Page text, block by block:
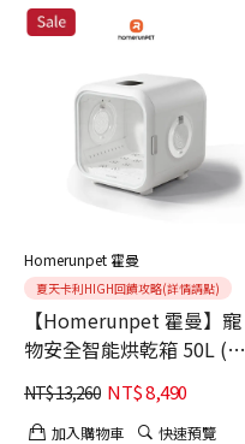
Homerunpet 霍曼
夏天卡利HIGH回饋攻略(詳情請點)
【Homerunpet 霍曼】寵
物安全智能烘乾箱 50L (烘
乾零死角/創新緩風技術/
風感更柔和)
NT$13,260 NT$8,490
加入購物車 快速預覽